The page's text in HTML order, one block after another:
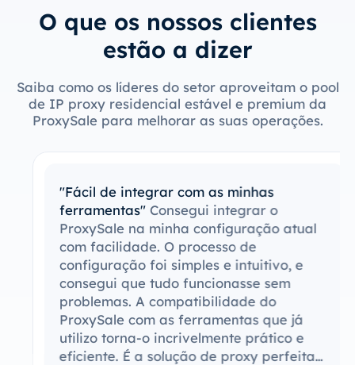
O que os nossos clientes
estão a dizer
Saiba como os líderes do setor aproveitam o pool
de IP proxy residencial estável e premium da
ProxySale para melhorar as suas operações.
"Fácil de integrar com as minhas
ferramentas"Consegui integrar o
ProxySale na minha configuração atual
com facilidade. O processo de
configuração foi simples e intuitivo, e
consegui que tudo funcionasse sem
problemas. A compatibilidade do
ProxySale com as ferramentas que já
utilizo torna-o incrivelmente prático e
eficiente. É a solução de proxy perfeita